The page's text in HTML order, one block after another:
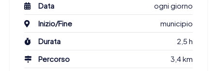
Data
ogni giorno
Inizio/Fine
municipio
Durata
2,5 h
Percorso
3,4 km